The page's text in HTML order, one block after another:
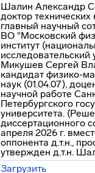
Шалин Александр
доктор технических
главный научный
ВО "Московский
институт
исследовательский
Микушев Сергей
кандидат физико-
наук (01.04.07),
научной работе
Петербургского
университета.
диссертационного
апреля 2026 г.
оппонента д.т.н.,
утвержден д.т.н.
Загрузить